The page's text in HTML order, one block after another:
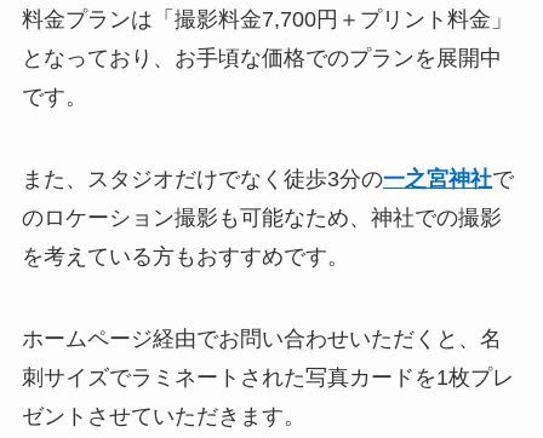
料金プランは「撮影料金7,700円＋プリント料金」
となっており、お手頃な価格でのプランを展開中
です。
また、スタジオだけでなく徒歩3分の一之宮神社で
のロケーション撮影も可能なため、神社での撮影
を考えている方もおすすめです。
ホームページ経由でお問い合わせいただくと、名
刺サイズでラミネートされた写真カードを1枚プレ
ゼントさせていただきます。